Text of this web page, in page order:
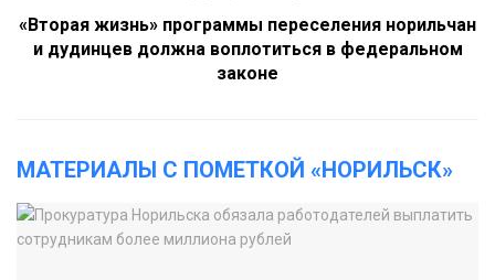
«Вторая жизнь» программы переселения норильчан
и дудинцев должна воплотиться в федеральном
законе
МАТЕРИАЛЫ С ПОМЕТКОЙ «НОРИЛЬСК»